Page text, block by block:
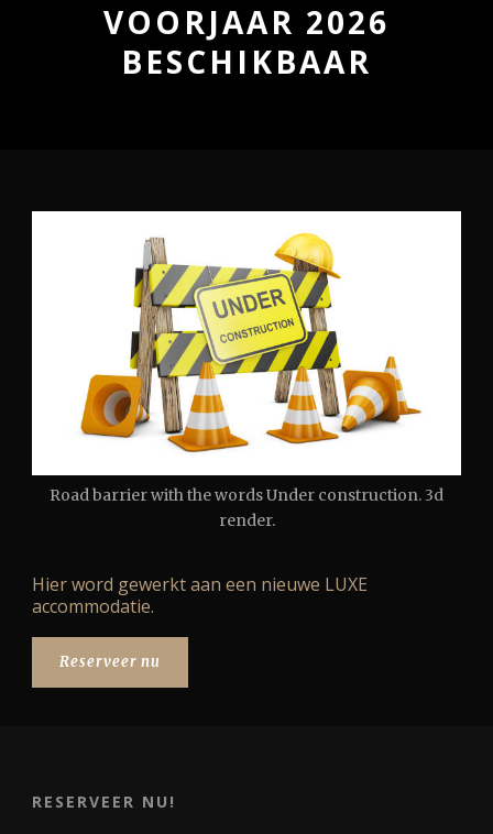
VOORJAAR 2026
BESCHIKBAAR
Road barrier with the words Under construction. 3d
render.
Hier word gewerkt aan een nieuwe LUXE
accommodatie.
Reserveer nu
RESERVEER NU!